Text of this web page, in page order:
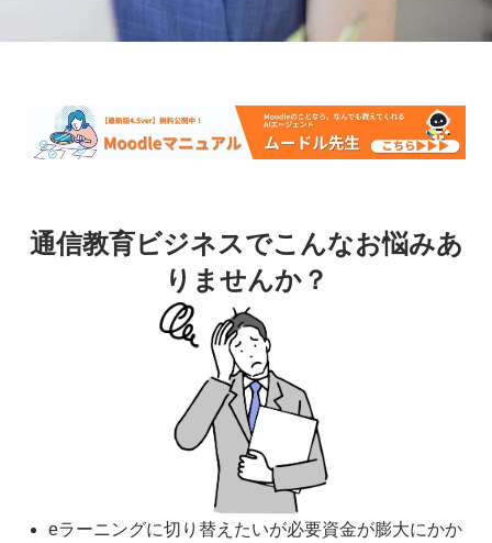
通信教育ビジネスでこんなお悩みあ
りませんか？
eラーニングに切り替えたいが必要資金が膨大にかか